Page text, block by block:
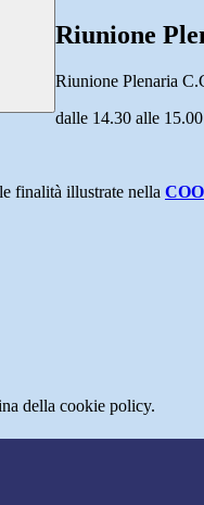
Riunione
Riunione Plenaria
dalle 14.30 alle 15.00
finalità illustrate nella
della cookie policy.